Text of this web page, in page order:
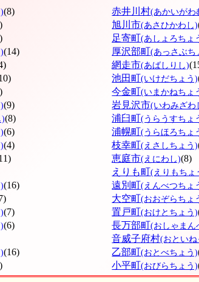
(8) 赤井川村(あかいがわ
旭川市(あさひかわし)
足寄町(あしょろちょ
(14) 厚沢部町(あっさぶち
網走市(あばしりし)
池田町(いけだちょう)
今金町(いまかねちょ
(9) 岩見沢市(いわみざわ
)(8) 浦臼町(うらうすちょ
(6) 浦幌町(うらほろちょ
(4) 枝幸町(えさしちょう)
恵庭市(えにわし)
えりも町(えりもちょ
(16) 遠別町(えんべつちょ
大空町(おおぞらちょ
(7) 置戸町(おけとちょう)
(6) 長万部町(おしゃまん
音威子府村(おとい
(16) 乙部町(おとべちょう)
小平町(おびらちょう)